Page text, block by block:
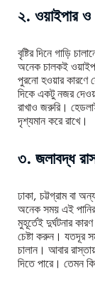
২. ওয়াইপার ও
বৃষ্টির দিনে গাড়ি
অনেক চালকই
পুরনো হওয়ার কারণে
দিকে একটু নজর
রাখাও জরুরি।
দৃশ্যমান করে রাখে।
৩. জলাবদ্ধ
ঢাকা, চট্টগ্রাম বা
অনেক সময় এই পানির
মুহূর্তেই দুর্ঘটনার
চেষ্টা করুন। যতদূর
চালান। আবার
দিতে পারে। তেমন